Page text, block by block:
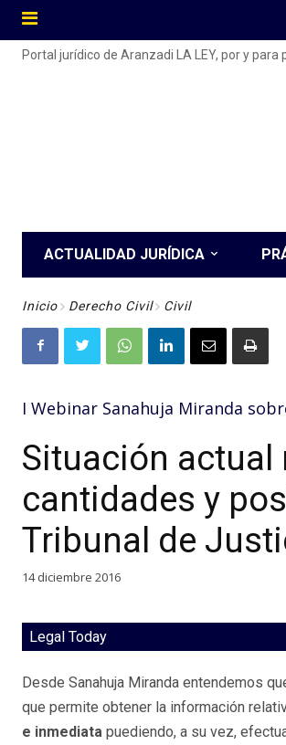
Portal jurídico de Aranzadi LA LEY, por y
ACTUALIDAD JURÍDICA
Inicio Derecho Civil Civil
I Webinar Sanahuja Miranda
Situación actual
cantidades y
Tribunal de
14 diciembre 2016
Legal Today
Desde Sanahuja Miranda entendemos
que permite obtener la información
e inmediata puediendo, a su vez,